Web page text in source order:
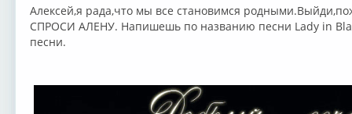
Алексей,я рада,что мы все становимся
СПРОСИ АЛЕНУ. Напишешь по названию песни Lady in
песни.